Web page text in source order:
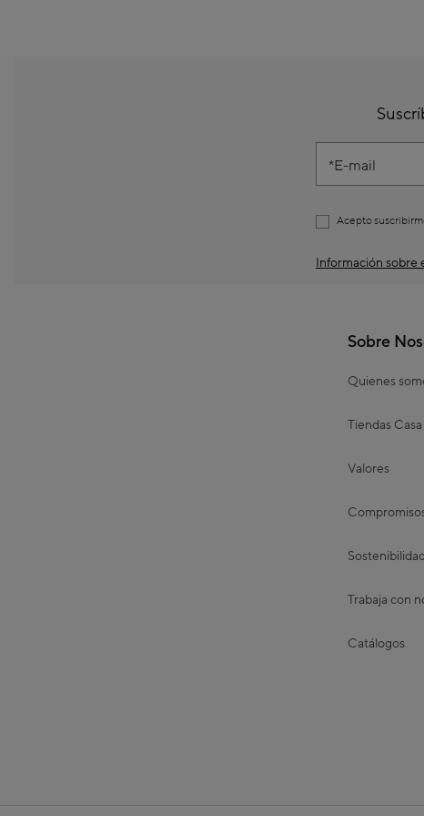
E-mail
Acepto
Información sobre
Sobre
Quienes
Tiendas
Valores
Sostenibilidad
Trabaja con
Catálogos